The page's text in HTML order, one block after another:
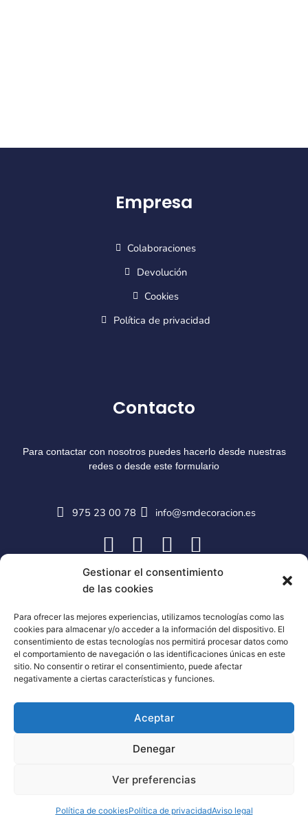
Gestionar el consentimiento
de las cookies
Para ofrecer las mejores experiencias, utilizamos tecnologías como las
cookies para almacenar y/o acceder a la información del dispositivo. El
consentimiento de estas tecnologías nos permitirá procesar datos como
el comportamiento de navegación o las identificaciones únicas en este
sitio. No consentir o retirar el consentimiento, puede afectar
negativamente a ciertas características y funciones.
Aceptar
Denegar
Ver preferencias
Política de cookiesPolítica de privacidadAviso legal
Empresa
Colaboraciones
Devolución
Cookies
Política de privacidad
Contacto
Para contactar con nosotros puedes hacerlo desde nuestras
redes o desde este formulario
975 23 00 78 info@smdecoracion.es